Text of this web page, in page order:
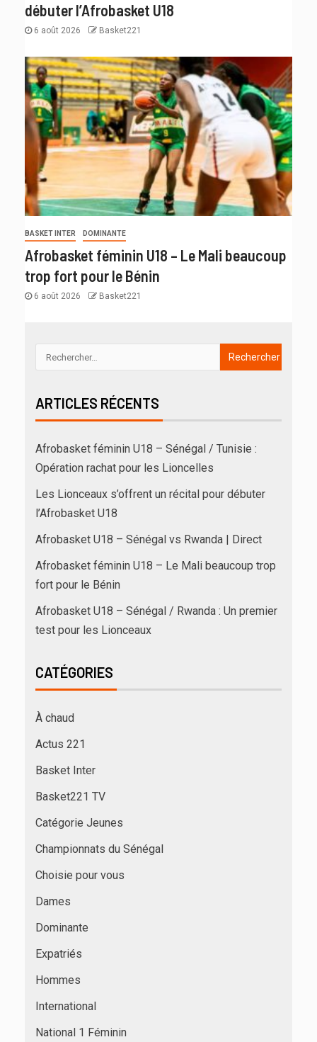
débuter l’Afrobasket U18
6 août 2026 Basket221
BASKET INTER DOMINANTE
Afrobasket féminin U18 – Le Mali beaucoup
trop fort pour le Bénin
6 août 2026 Basket221
ARTICLES RÉCENTS
Afrobasket féminin U18 – Sénégal / Tunisie :
Opération rachat pour les Lioncelles
Les Lionceaux s’offrent un récital pour débuter
l’Afrobasket U18
Afrobasket U18 – Sénégal vs Rwanda | Direct
Afrobasket féminin U18 – Le Mali beaucoup trop
fort pour le Bénin
Afrobasket U18 – Sénégal / Rwanda : Un premier
test pour les Lionceaux
CATÉGORIES
À chaud
Actus 221
Basket Inter
Basket221 TV
Catégorie Jeunes
Championnats du Sénégal
Choisie pour vous
Dames
Dominante
Expatriés
Hommes
International
National 1 Féminin